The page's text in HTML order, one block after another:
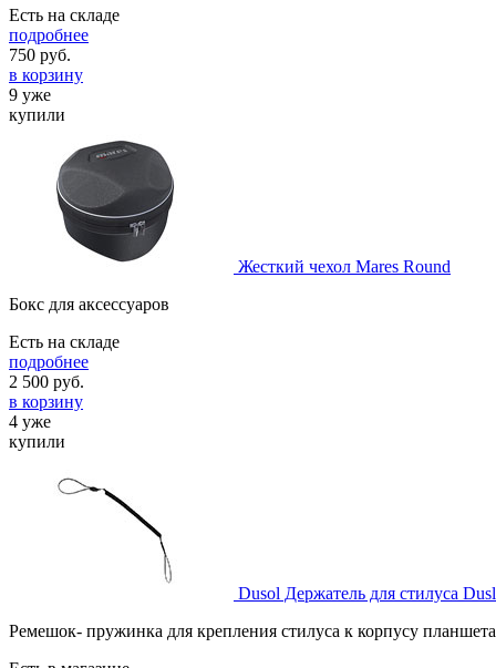
Есть на складе
подробнее
750 руб.
в корзину
9 уже
купили
Жесткий чехол Mares Round
Бокс для аксессуаров
Есть на складе
подробнее
2 500 руб.
в корзину
4 уже
купили
Dusol Держатель для стилуса
Ремешок- пружинка для крепления стилуса к корпусу планшета